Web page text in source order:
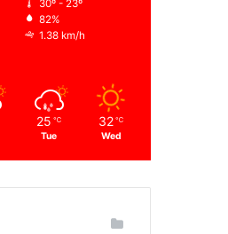
30º - 23º
82%
1.38 km/h
25 ℃
Tue
32 ℃
Wed